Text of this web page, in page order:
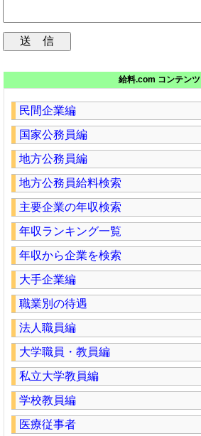
給料.com コンテンツ
民間企業編
国家公務員編
地方公務員編
地方公務員給料検索
主要企業の年収検索
年収ランキング一覧
年収から企業を検索
大手企業編
職業別の待遇
法人職員編
大学職員・教員編
私立大学教員編
学校教員編
医療従事者